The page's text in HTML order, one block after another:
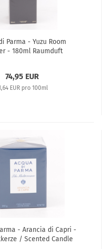
Parma - Yuzu Room
- 180ml Raumduft
74,95 EUR
EUR pro 100ml
- Arancia di Capri -
/ Scented Candle